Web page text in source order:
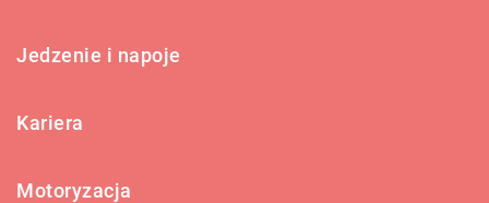
Jedzenie i napoje
Kariera
Motoryzacja